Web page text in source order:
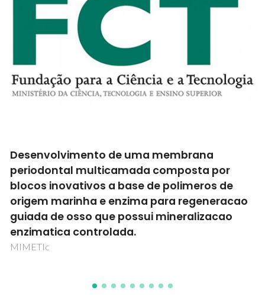
Tecnologias Inovadoras para
Experiência de Consumo de Algas
ITSEE